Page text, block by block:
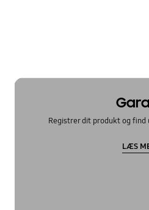
Registrer dit produkt og
LÆS